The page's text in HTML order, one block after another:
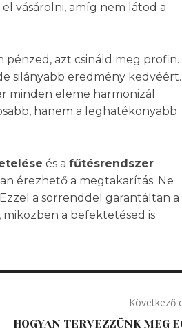
vásárolni, amíg nem látod a
pénzed, azt csináld meg profin.
silányabb eredmény
minden eleme harmonizál
hanem a leghatékonyabb
és a fűtésrendszer
érezhető a megtakarítás. Ne
a sorrenddel garantáltan a
a befektetésed is
Következő
HOGYAN TERVEZZÜNK MEG